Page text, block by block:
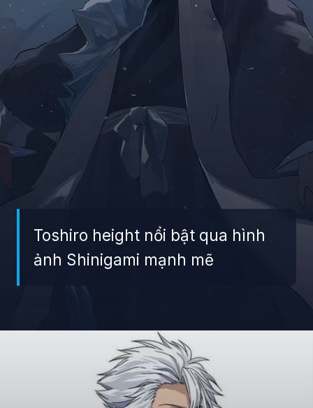
Toshiro height nổi bật qua hình
ảnh Shinigami mạnh mẽ
https://giaydabonghana.com/toshiro